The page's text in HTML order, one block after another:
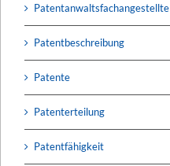
Patentanwaltsfachangestellte
Patentbeschreibung
Patente
Patenterteilung
Patentfähigkeit